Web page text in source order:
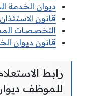
ديوان الخدمة
قانون
التخصصات
قانون ديوان
رابط
للموظف